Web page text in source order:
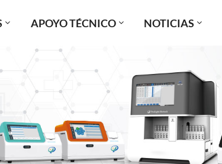
APOYO TÉCNICO NOTICIAS